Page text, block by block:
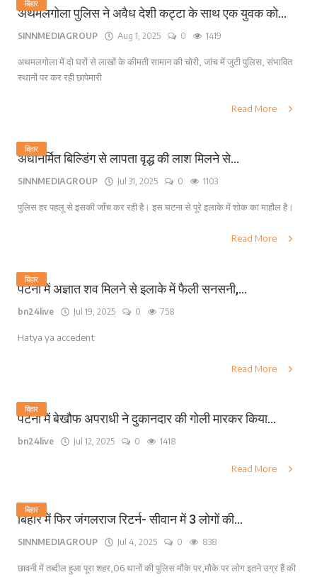
बिहार
अथमलगोला पुलिस ने अवैध देशी कट्टा के साथ एक युवक को...
SINNMEDIAGROUP Aug 1, 2025 0 1419
अथमलगोला में दो घरों से लाखों के कीमती सामान की चोरी, जांच में जुटी पुलिस, संभावित
स्थानों पर कर रही छापेमारी
Read More
बिहार
अर्धनिर्मित बिल्डिंग से लापता वृद्ध की लाश मिलने से...
SINNMEDIAGROUP Jul 31, 2025 0 1103
पुलिस हर पहलू से इसकी जाँच कर रही है। इस घटना से पूरे इलाके में शोक का माहौल है।
Read More
बिहार
पटना में अज्ञात शव मिलने से इलाके में फैली सनसनी,...
bn24live Jul 19, 2025 0 758
Hatya ya accedent
Read More
बिहार
पटना में बेखौफ अपराधी ने दुकानदार की गोली मारकर किया...
bn24live Jul 12, 2025 0 1418
Read More
बिहार
बिहार में फिर जंगलराज रिटर्न- सीवान में 3 लोगों की...
SINNMEDIAGROUP Jul 4, 2025 0 838
छावनी में तब्दील हुआ पूरा शहर,06 थानों की पुलिस मौके पर,मौके पर लोग इतने उग्र हैं की